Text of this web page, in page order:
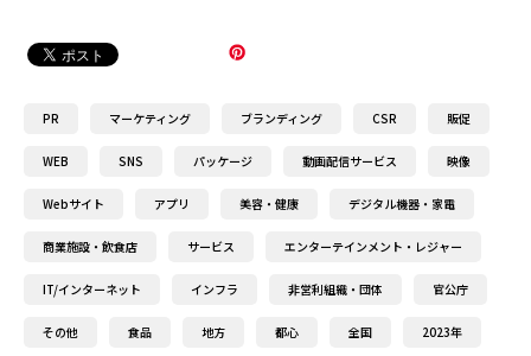
PR マーケティング ブランディング CSR 販促
WEB SNS パッケージ 動画配信サービス 映像
Webサイト アプリ 美容・健康 デジタル機器・家電
商業施設・飲食店 サービス エンターテインメント・レジャー
IT/インターネット インフラ 非営利組織・団体 官公庁
その他 食品 地方 都心 全国 2023年